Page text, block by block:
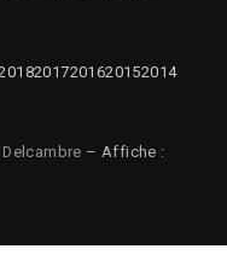
2017201620152014
Delcambre – Affiche :